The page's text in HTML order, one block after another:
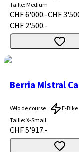
Taille:Medium
CHF 6'000.-CHF
CHF 2'500.-
Berria Mistral
Vélo de course
E-Bike
Taille:X-Small
CHF 5'917.-